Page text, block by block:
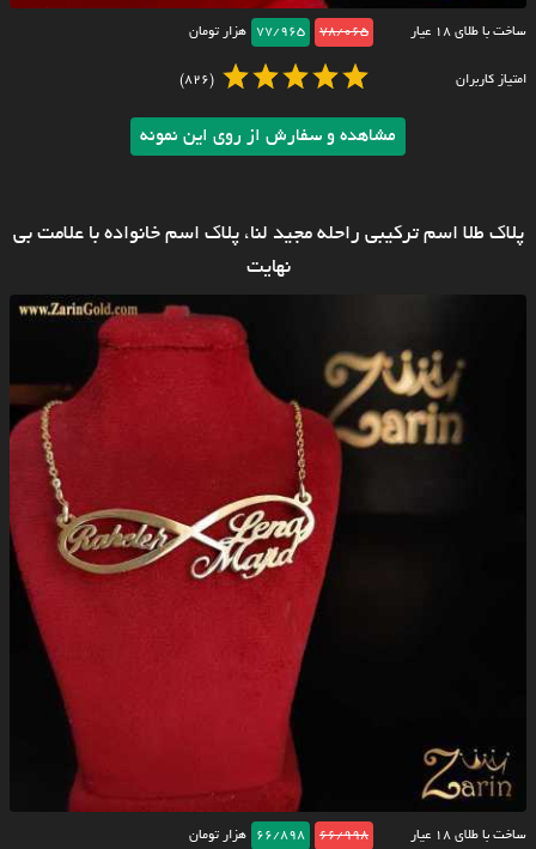
ساخت با طلای ۱۸ عیار 78/065
77/965 هزار تومان
امتیاز کاربران (826)
مشاهده و سفارش از روی این نمونه
پلاک طلا اسم ترکیبی راحله مجید لنا، پلاک اسم خانواده با علامت بی
نهایت
ساخت با طلای ۱۸ عیار 66/998
66/898 هزار تومان